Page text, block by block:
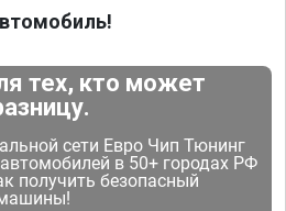
тех, кто может
сети Евро Чип Тюнинг
в 50+ городах РФ
получить безопасный